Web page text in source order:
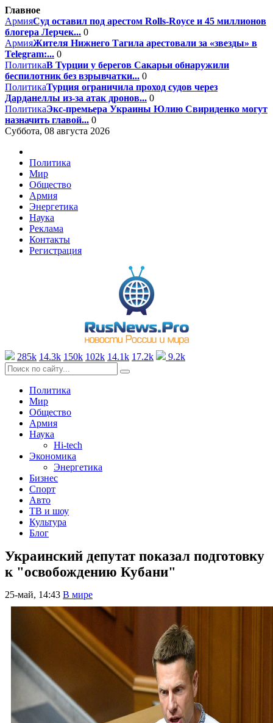
Главное
АрмияСуд оставил под арестом Rolls-Royce и 45 миллионов
блогера Лерчек... 0
АрмияЖителя Нижнего Тагила арестовали за «звезды» в
Telegram:... 0
ПолитикаВ Турции у берегов Сакарьи обнаружили
беспилотник без взрывчатки... 0
ПолитикаТурция ограничила проход судов через
Дарданеллы из-за атак дронов... 0
ПолитикаЭкс-премьера Украины Юлию Свириденко могут
назначить главой... 0
Суббота, 08 августа 2026
Политика
Мир
Общество
Армия
Энергетика
Наука
Реклама
Контакты
Регистрация
285k 14.3k 150k 102k 14.1k 17.2k 9.2k
Политика
Мир
Общество
Армия
Наука
Hi-tech
Экономика
Энергетика
Бизнес
Спорт
Авто
ТВ и шоу
Культура
Блог
Украинский депутат показал подготовку
к "освобождению Кубани"
25-май, 14:43 В мире